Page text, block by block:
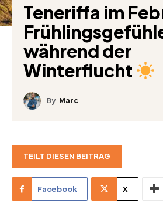
Teneriffa im
während der
Winterflucht
By Marc
TEILT DIESEN BEITRAG
Facebook X